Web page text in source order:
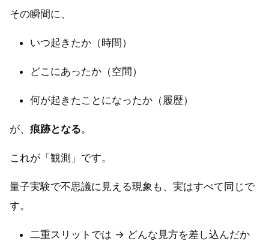
その瞬間に、
いつ起きたか（時間）
どこにあったか（空間）
何が起きたことになったか（履歴）
が、 痕跡となる。
これが「観測」です。
量子実験で不思議に見える現象も、実はすべて同じで
す。
二重スリットでは → どんな見方を差し込んだか